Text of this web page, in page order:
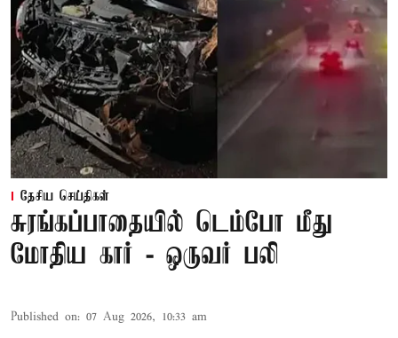
தேசிய செய்திகள்
சுரங்கப்பாதையில் டெம்போ மீது
மோதிய கார் - ஒருவர் பலி
Published on: 07 Aug 2026, 10:33 am